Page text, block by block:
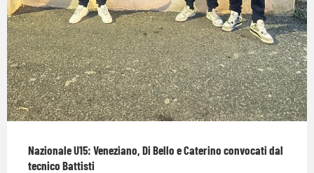
Nazionale U15: Veneziano, Di Bello e Caterino convocati dal
tecnico Battisti